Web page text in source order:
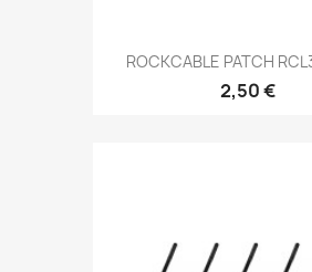
ROCKCABLE PATCH
2,50 €